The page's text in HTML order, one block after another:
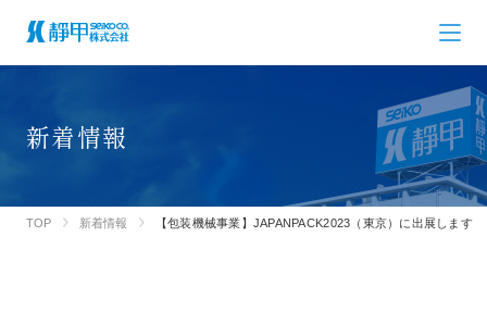
新着情報
TOP 新着情報 【包装機械事業】JAPANPACK2023（東京）に出展します